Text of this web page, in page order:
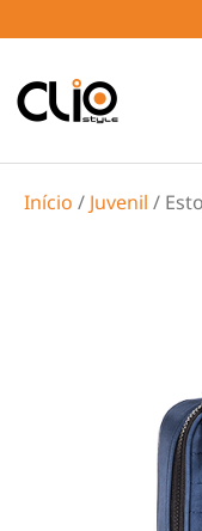
Início / Juvenil /